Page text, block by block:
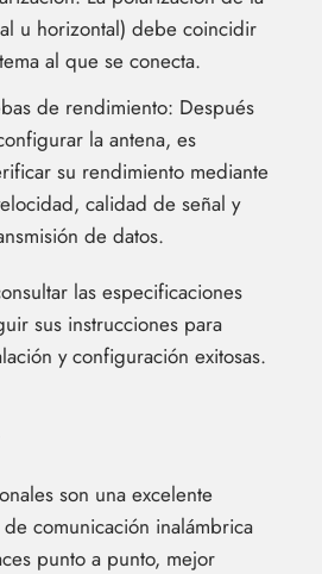
u horizontal) debe coincidir
al que se conecta.
de rendimiento: Después
la antena, es
su rendimiento mediante
calidad de señal y
de datos.
las especificaciones
sus instrucciones para
y configuración exitosas.
son una excelente
comunicación inalámbrica
punto a punto, mejor